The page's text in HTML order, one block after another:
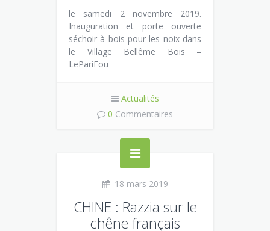
le samedi 2 novembre 2019.
Inauguration et porte ouverte
séchoir à bois pour les noix dans
le Village Bellême Bois –
LePariFou
Actualités
0 Commentaires
18 mars 2019
CHINE : Razzia sur le
chêne français